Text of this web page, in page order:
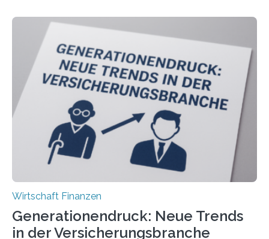
Wirtschaft Finanzen
Generationendruck: Neue Trends
in der Versicherungsbranche